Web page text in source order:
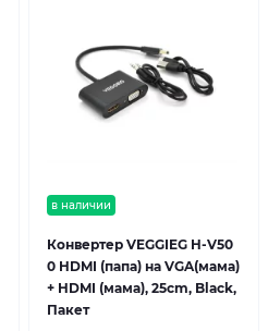
в наличии
Конвертер VEGGIEG H-V50
0 HDMI (папа) на VGA(мама)
+ HDMI (мама), 25cm, Black,
Пакет